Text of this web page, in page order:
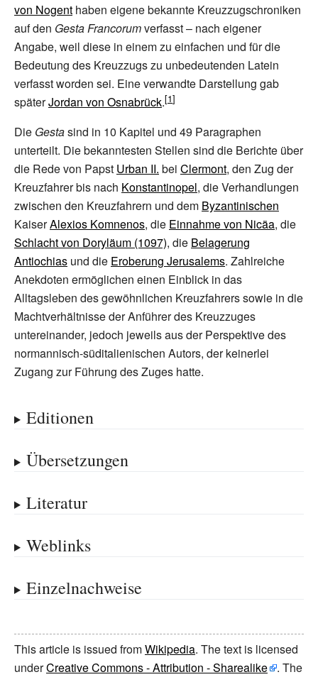
von Nogent haben eigene bekannte Kreuzzugschroniken
auf den Gesta Francorumverfasst – nach eigener
Angabe, weil diese in einem zu einfachen und für die
Bedeutung des Kreuzzugs zu unbedeutenden Latein
verfasst worden sei. Eine verwandte Darstellung gab
späterJordan von Osnabrück.
Die Gestasind in 10 Kapitel und 49 Paragraphen
unterteilt. Die bekanntesten Stellen sind die Berichte über
die Rede von Papst Urban II. bei Clermont, den Zug der
Kreuzfahrer bis nach Konstantinopel, die Verhandlungen
zwischen den Kreuzfahrern und dem Byzantinischen
KaiserAlexios Komnenos, die Einnahme von Nicäa, die
Schlacht von Doryläum (1097), die Belagerung
Antiochias und die Eroberung Jerusalems. Zahlreiche
Anekdoten ermöglichen einen Einblick in das
Alltagsleben des gewöhnlichen Kreuzfahrers sowie in die
Machtverhältnisse der Anführer des Kreuzzuges
untereinander, jedoch jeweils aus der Perspektive des
normannisch-süditalienischen Autors, der keinerlei
Zugang zur Führung des Zuges hatte.
Editionen
Übersetzungen
Literatur
Weblinks
Einzelnachweise
This article is issued fromWikipedia. The text is licensed
underCreative Commons - Attribution - Sharealike . The